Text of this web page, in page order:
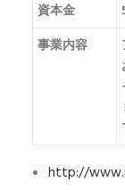
資本金
事業内容
http://